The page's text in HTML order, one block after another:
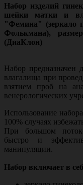
Набор изделий
шейки матки и
"Фемина" (зеркало
Фолькмана),
(ДиаКлон)
Набор предназначен
влагалища при
взятием проб на
венерологических
Использование
100% случаях
При большом
быстро и
манипуляции.
Набор включает в